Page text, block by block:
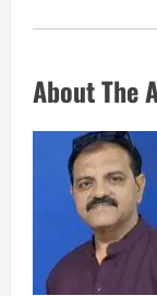
About The